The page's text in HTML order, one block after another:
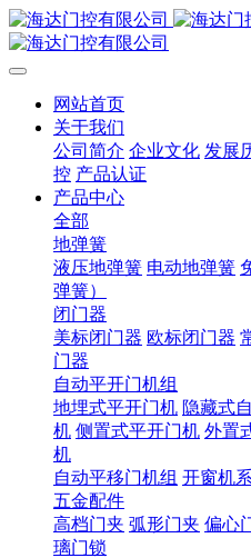
网站首页
关于我们
公司简介 企业文化 发展
控 产品认证
产品中心
全部
地弹簧
液压地弹簧 电动地弹簧
弹簧）
闭门器
美标闭门器 欧标闭门器
门器
自动平开门机组
地埋式平开门机 隐藏式
机 侧置式平开门机 外置
机
自动平移门机组 开窗机
五金配件
高档门夹 弧形门夹 偏心
璃门锁